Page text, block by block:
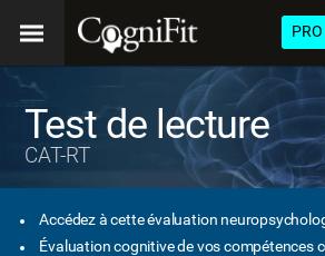
PRO
Test de lecture
CAT-RT
Accédez à cette évaluation
Évaluation cognitive de vos compétences